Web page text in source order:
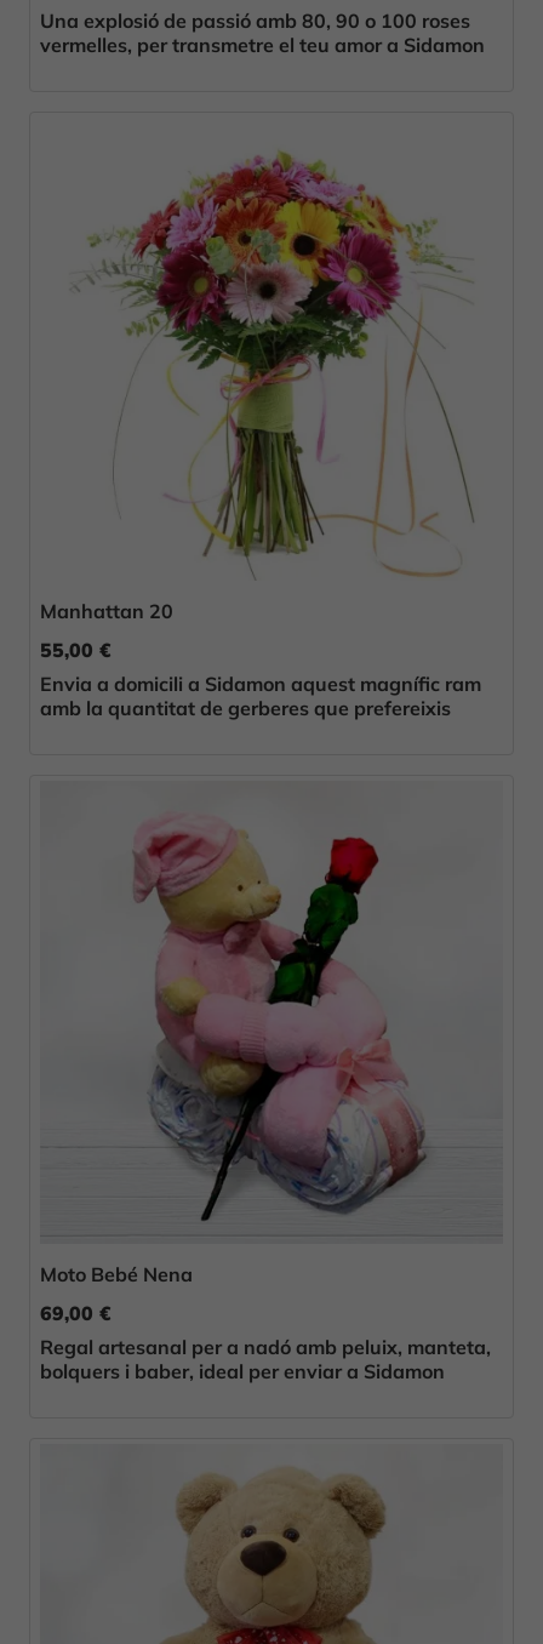
Una explosió de passió amb 80, 90 o 100 roses
vermelles, per transmetre el teu amor a Sidamon
Manhattan 20
55,00 €
Envia a domicili a Sidamon aquest magnífic ram
amb la quantitat de gerberes que prefereixis
Moto Bebé Nena
69,00 €
Regal artesanal per a nadó amb peluix, manteta,
bolquers i baber, ideal per enviar a Sidamon